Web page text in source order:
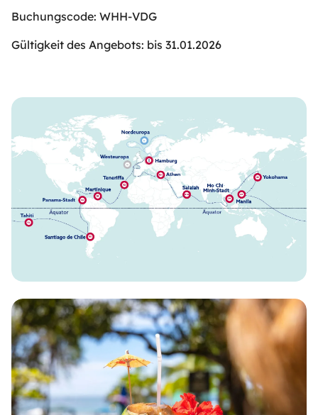
Buchungscode: WHH-VDG
Gültigkeit des Angebots: bis 31.01.2026